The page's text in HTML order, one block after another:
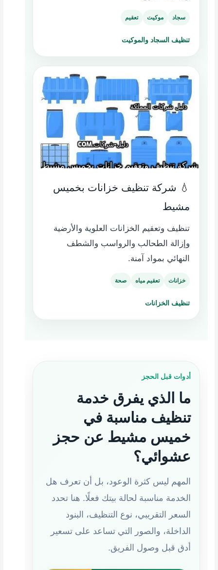
سجاد موكيت تعقيم
تنظيف السجاد والموكيت
💧 شركة تنظيف خزانات بخميس
مشيط
تنظيف وتعقيم الخزانات العلوية والأرضية
وإزالة الطحالب والرواسب والشطف
النهائي بمواد آمنة.
خزانات تعقيم مياه صحة
تنظيف الخزانات
أدوات قبل الحجز
ما الذي يفرق خدمة
تنظيف مناسبة في
خميس مشيط عن حجز
عشوائي؟
المهم ليس كثرة الوعود، بل أن تعرف هل
الخدمة مناسبة لحالة بيتك فعلًا. هنا تحدد
السعر التقريبي، نوع التنظيف، البنود
الداخلة، والصور التي تساعد على تسعير
أدق قبل وصول الفريق.